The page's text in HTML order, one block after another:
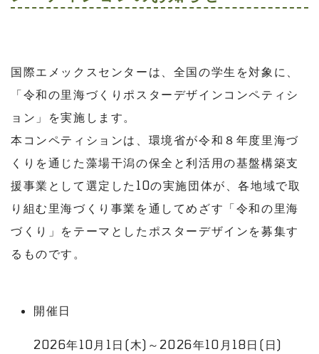
国際エメックスセンターは、全国の学生を対象に、
「令和の里海づくりポスターデザインコンペティシ
ョン」を実施します。
本コンペティションは、環境省が令和８年度里海づ
くりを通じた藻場干潟の保全と利活用の基盤構築支
援事業として選定した10の実施団体が、各地域で取
り組む里海づくり事業を通してめざす「令和の里海
づくり」をテーマとしたポスターデザインを募集す
るものです。
開催日
2026年10月1日(木)～2026年10月18日(日)